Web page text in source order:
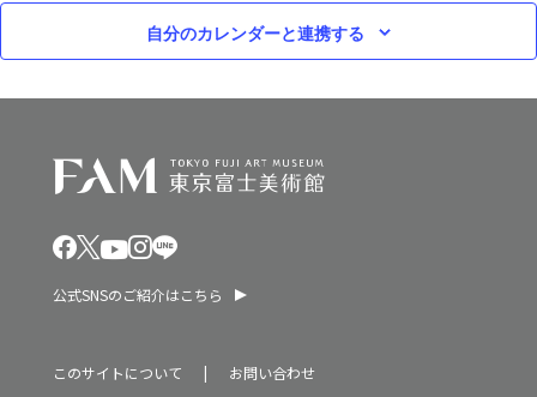
自分のカレンダーと連携する
公式SNSのご紹介はこちら
このサイトについて お問い合わせ